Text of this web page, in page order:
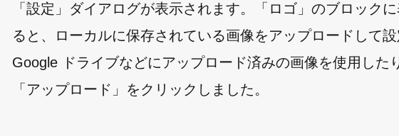
「設定」ダイアログが表示されます。「ロゴ」のブロック
ると、ローカルに保存されている画像をアップロードして
Google ドライブなどにアップロード済みの画像を使用した
「アップロード」をクリックしました。